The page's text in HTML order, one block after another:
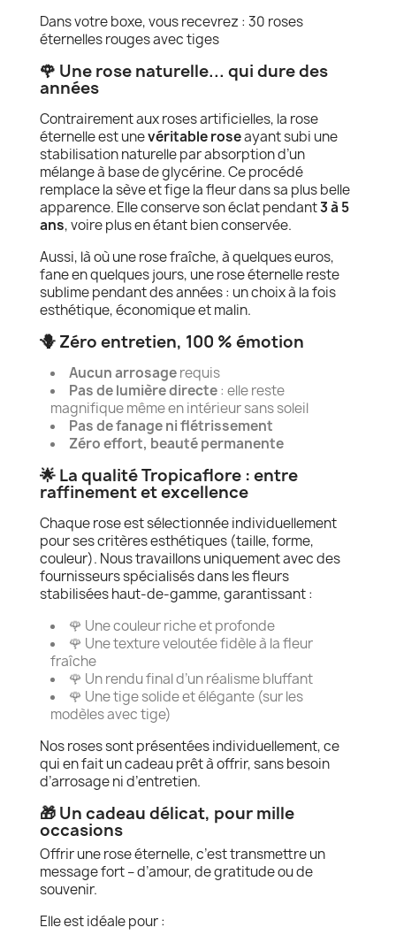
Dans votre boxe, vous recevrez : 30 roses
éternelles rouges avec tiges
🌹 Une rose naturelle... qui dure des
années
Contrairement aux roses artificielles, la rose
éternelle est unevéritable roseayant subi une
stabilisation naturelle par absorption d’un
mélange à base de glycérine. Ce procédé
remplace la sève et fige la fleur dans sa plus belle
apparence. Elle conserve son éclat pendant3 à 5
ans, voire plus en étant bien conservée.
Aussi, là où une rose fraîche, à quelques euros,
fane en quelques jours, une rose éternelle reste
sublime pendant des années : un choix à la fois
esthétique, économique et malin.
🪻 Zéro entretien, 100 % émotion
Aucun arrosagerequis
Pas de lumière directe: elle reste
magnifique même en intérieur sans soleil
Pas de fanage ni flétrissement
Zéro effort, beauté permanente
🌟 La qualité Tropicaflore : entre
raffinement et excellence
Chaque rose est sélectionnée individuellement
pour ses critères esthétiques (taille, forme,
couleur). Nous travaillons uniquement avec des
fournisseurs spécialisés dans les fleurs
stabilisées haut-de-gamme, garantissant :
🌹 Une couleur riche et profonde
🌹 Une texture veloutée fidèle à la fleur
fraîche
🌹 Un rendu final d’un réalisme bluffant
🌹 Une tige solide et élégante (sur les
modèles avec tige)
Nos roses sont présentées individuellement, ce
qui en fait un cadeau prêt à offrir, sans besoin
d’arrosage ni d’entretien.
🎁 Un cadeau délicat, pour mille
occasions
Offrir une rose éternelle, c’est transmettre un
message fort – d’amour, de gratitude ou de
souvenir.
Elle est idéale pour :